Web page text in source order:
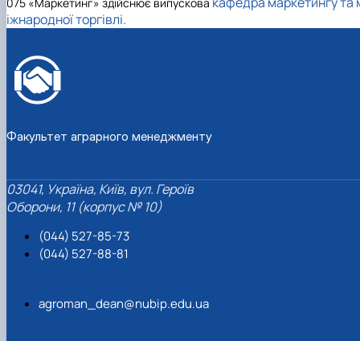
іжнародної торгівлі.
Факультет аграрного менеджменту
03041, Україна, Київ, вул. Героїв
Оборони, 11 (корпус № 10)
(044) 527-85-73
(044) 527-88-81
agroman_dean@nubip.edu.ua